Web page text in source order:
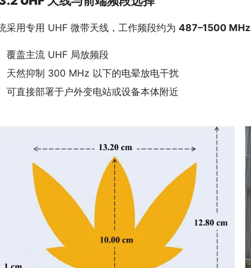
采用专用 UHF 微带天线，工作频段约为 487–1500 MHz
覆盖主流 UHF 局放频段
天然抑制 300 MHz 以下的电晕放电干扰
可直接部署于户外变电站或设备本体附近